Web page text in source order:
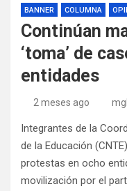
BANNER COLUMNA
Continúan
‘toma’ de
entidades
2 meses ago
Integrantes de la
de la Educación
protestas en ocho
movilización por el